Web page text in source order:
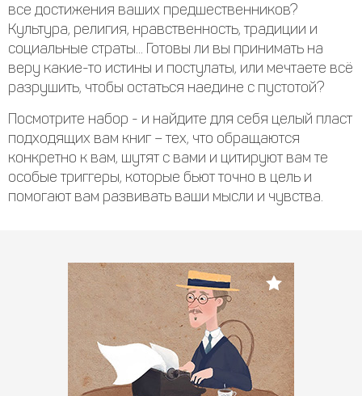
все достижения ваших предшественников?
Культура, религия, нравственность, традиции и
социальные страты... Готовы ли вы принимать на
веру какие-то истины и постулаты, или мечтаете всё
разрушить, чтобы остаться наедине с пустотой?
Посмотрите набор - и найдите для себя целый пласт
подходящих вам книг – тех, что обращаются
конкретно к вам, шутят с вами и цитируют вам те
особые триггеры, которые бьют точно в цель и
помогают вам развивать ваши мысли и чувства.